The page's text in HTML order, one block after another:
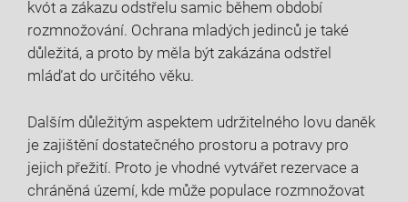
kvót a zákazu odstřelu samic během období
rozmnožování. ⁤Ochrana mladých jedinců je také‌
důležitá, a proto by měla být zakázána odstřel
mláďat ⁣do určitého‌ věku.
Dalším důležitým aspektem udržitelného ⁢lovu daněk
je zajištění dostatečného prostoru a potravy pro
jejich přežití. Proto‌ je vhodné vytvářet ⁣rezervace a
chráněná území, kde⁢ může populace⁣ rozmnožovat